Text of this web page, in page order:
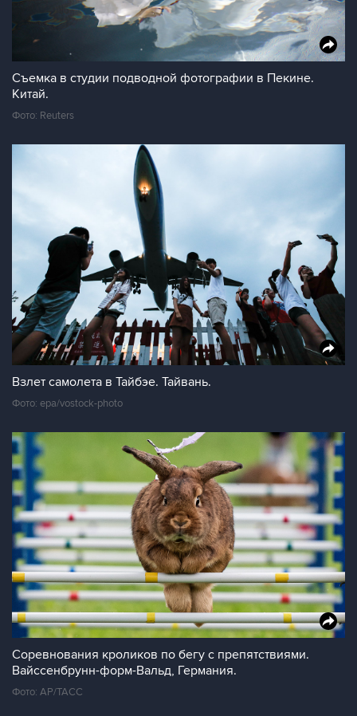
Съемка в студии подводной фотографии в Пекине.
Китай.
Фото: Reuters
Взлет самолета в Тайбэе. Тайвань.
Фото: epa/vostock-photo
Соревнования кроликов по бегу с препятствиями.
Вайссенбрунн-форм-Вальд, Германия.
Фото: AP/ТАСС